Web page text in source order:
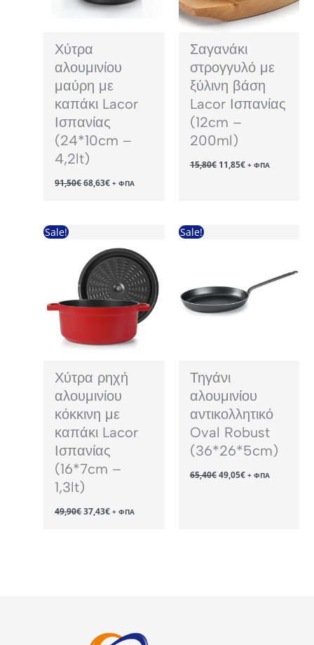
Χύτρα
αλουμινίου
μαύρη με
καπάκι Lacor
Ισπανίας
(24*10cm –
4,2lt)
91,50€Original
price
68,63€Η+ ΦΠΑ
Σαγανάκι
στρογγυλό με
ξύλινη βάση
Lacor Ισπανίας
(12cm –
200ml)
15,80€ Original
price
11,85€Η+ ΦΠΑ
Sale!
Χύτρα ρηχή
αλουμινίου
κόκκινη με
καπάκι Lacor
Ισπανίας
(16*7cm –
1,3lt)
49,90€Original
price
37,43€Η+ ΦΠΑ
Sale!
Τηγάνι
αλουμινίου
αντικολλητικό
Oval Robust
(36*26*5cm)
65,40€ Original
price
49,05€Η+ ΦΠΑ